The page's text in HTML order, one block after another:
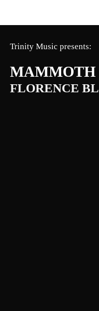
Trinity Music presents:
MAMMOTH
FLORENCE